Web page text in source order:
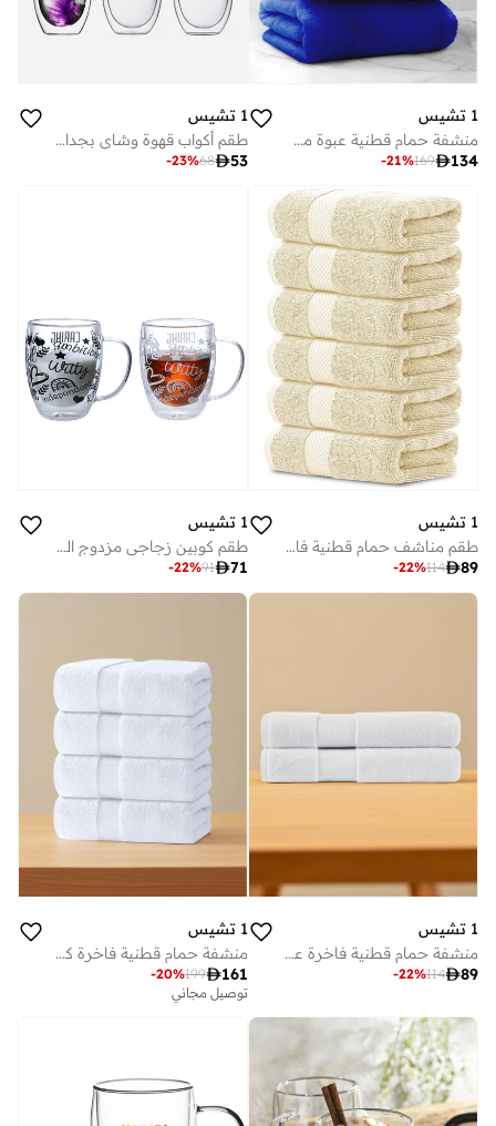
1 تشيس
منشفة حمام قطنية عبوة من ، أزرق سم
134
169
-21%
1 تشيس
طقم أكواب قهوة وشاي بجدار مزدوج من البورسليكات، قطع، مل
53
68
-23%
1 تشيس
طقم مناشف حمام قطنية فاخرة من تشيس، قطع، بيج سم
89
114
-22%
1 تشيس
طقم كوبين زجاجي مزدوج الجدار مطبوع عليه اقتباس إيجابي بسعة مل
71
91
-22%
1 تشيس
منشفة حمام قطنية فاخرة عبوة من ، أبيض سم
89
114
-22%
1 تشيس
منشفة حمام قطنية فاخرة كبيرة سم - أبيض - عبوة من قطع
161
199
-20%
توصيل مجاني